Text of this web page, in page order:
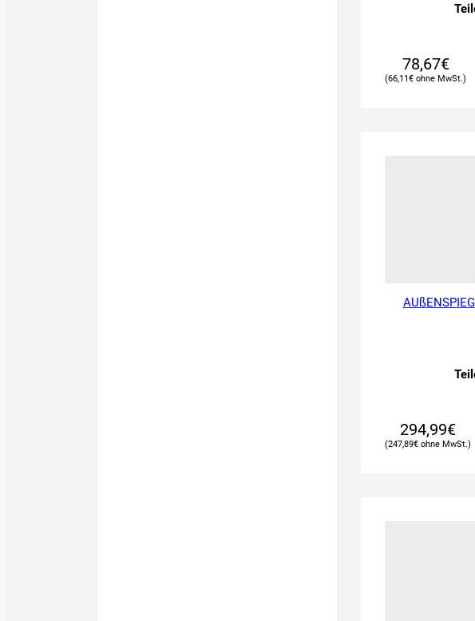
78,67€
66,11€
294,99€
247,89€